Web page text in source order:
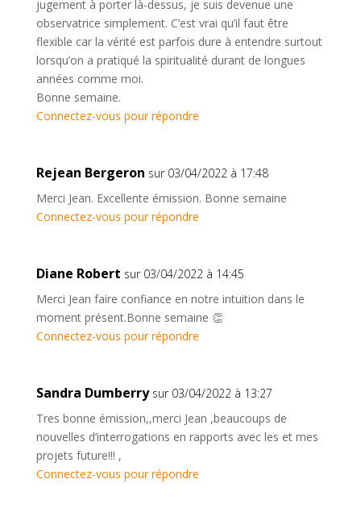
jugement à porter là-dessus, je suis devenue une
observatrice simplement. C’est vrai qu’il faut être
flexible car la vérité est parfois dure à entendre surtout
lorsqu’on a pratiqué la spiritualité durant de longues
années comme moi.
Bonne semaine.
Connectez-vous pour répondre
Rejean Bergeron sur 03/04/2022 à 17:48
Merci Jean. Excellente émission. Bonne semaine
Connectez-vous pour répondre
Diane Robert sur 03/04/2022 à 14:45
Merci Jean faire confiance en notre intuition dans le
moment présent.Bonne semaine 👏
Connectez-vous pour répondre
Sandra Dumberry sur 03/04/2022 à 13:27
Tres bonne émission,,merci Jean ,beaucoups de
nouvelles d’interrogations en rapports avec les et mes
projets future!!! ,
Connectez-vous pour répondre